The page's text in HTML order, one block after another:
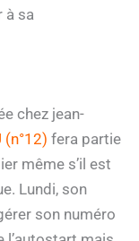
à sa
chez jean-
(n°12) fera partie
même s’il est
Lundi, son
son numéro